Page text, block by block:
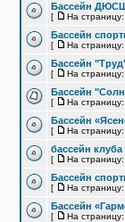
Бассейн
[ На страницу:
Бассейн
[ На страницу:
Бассейн
[ На страницу:
Бассейн
[ На страницу:
Бассейн
[ На страницу:
бассейн клуба
[ На страницу:
Бассейн
[ На страницу:
Бассейн
[ На страницу: